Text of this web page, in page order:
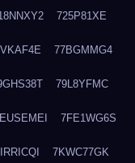
725P81XE
77BGMMG4
79L8YFMC
7FE1WG6S
7KWC77GK